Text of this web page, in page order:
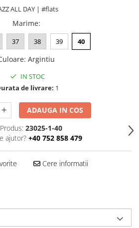
ALL DAY | #flats
Marime:
37 38 39 40
: Argintiu
IN STOC
de livrare: 1
ADAUGA IN COS
23025-1-40
ajutor? +40 752 858 479
Cere informatii